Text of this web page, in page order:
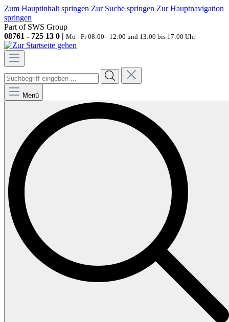
Zum Hauptinhalt springen Zur Suche springen Zur Hauptnavigation
springen
Part of SWS Group
08761 - 725 13 0 | Mo - Fr 08:00 - 12:00 und 13:00 bis 17:00 Uhr
Menü